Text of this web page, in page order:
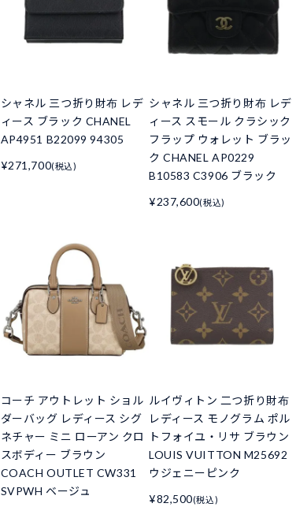
シャネル 三つ折り財布 レデ
ィース ブラック CHANEL
AP4951 B22099 94305
¥271,700(税込)
シャネル 三つ折り財布 レデ
ィース スモール クラシック
フラップ ウォレット ブラッ
ク CHANEL AP0229
B10583 C3906 ブラック
¥237,600(税込)
コーチ アウトレット ショル
ダーバッグ レディース シグ
ネチャー ミニ ローアン クロ
スボディー ブラウン
COACH OUTLET CW331
SVPWH ベージュ
ルイヴィトン 二つ折り財布
レディース モノグラム ポル
トフォイユ・リサ ブラウン
LOUIS VUITTON M25692
ウジェニーピンク
¥82,500(税込)